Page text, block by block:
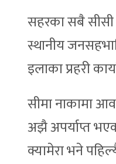
सहरका सबै सीसी
स्थानीय
इलाका प्रहरी
सीमा नाकामा
अझै अपर्याप्त
क्यामेरा भने